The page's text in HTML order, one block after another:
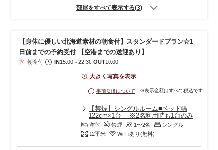
部屋をすべて表示する(3)
【身体に優しい北海道素材の朝食付】スタンダードプラン☆1
日前までの予約受付 【空港までの送迎あり】
朝食付 IN 15:00～22:30 OUT10:00
大きく写真を表示
事前決済について ※表示金額はすべて税込です
【禁煙】シングルルーム■ベッド幅
122cm×1台 ※2名利用時も1台のみ
洋室 禁煙 1〜2名
シングル
12平米 Wi-Fiあり(無料)